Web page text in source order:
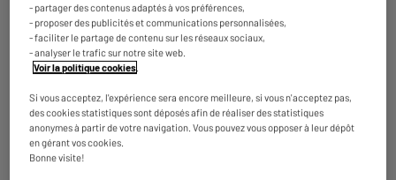
BY ELECTRODEPOT
D
★★★★★
★★★★★
Réfrigérateur top VALBERG TT TU 133 D S180C
Capacité : 126 L
174 96
Payer enplusieurs fois
- partager des contenus adaptés à vos préférences,
- proposer des publicités et communications personnalisées,
- faciliter le partage de contenu sur les réseaux sociaux,
- analyser le trafic sur notre site web.
Voir la politique cookies.
Si vous acceptez, l'expérience sera encore meilleure, si vous n'acceptez pas,
des cookies statistiques sont déposés afin de réaliser des statistiques
anonymes à partir de votre navigation. Vous pouvez vous opposer à leur dépôt
en gérant vos cookies.
Bonne visite!